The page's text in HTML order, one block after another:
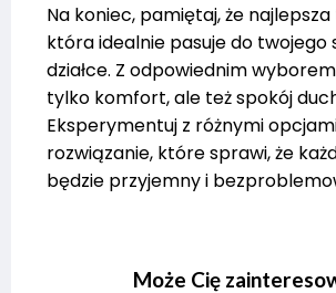
Na koniec, pamiętaj, że
która idealnie pasuje do twojego
działce. Z odpowiednim
tylko komfort, ale też spokój
Eksperymentuj z różnymi
rozwiązanie, które sprawi, że
będzie przyjemny i
Może Cię